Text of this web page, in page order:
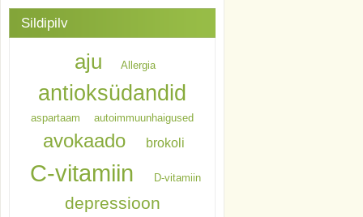
Sildipilv
aju Allergia
antioksüdandid
aspartaam autoimmuunhaigused
avokaado brokoli
C-vitamiin D-vitamiin
depressioon